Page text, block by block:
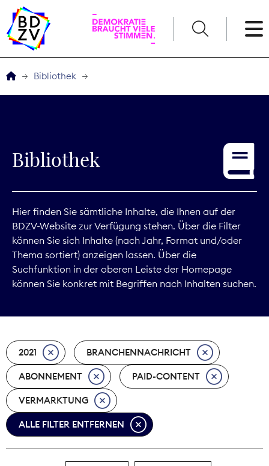
Service
Digitales
Kommunikation
Marktdaten
Nachhaltigkeit
Nachwuchs
Nova Award
Bibliothek
Bibliothek
Hier finden Sie sämtliche Inhalte, die Ihnen auf der
BDZV-Website zur Verfügung stehen. Über die Filter
können Sie sich Inhalte (nach Jahr, Format und/oder
Thema sortiert) anzeigen lassen. Über die
Suchfunktion in der oberen Leiste der Homepage
können Sie konkret mit Begriffen nach Inhalten suchen.
2021 BRANCHENNACHRICHT
ABONNEMENT PAID-CONTENT
VERMARKTUNG
ALLE FILTER ENTFERNEN